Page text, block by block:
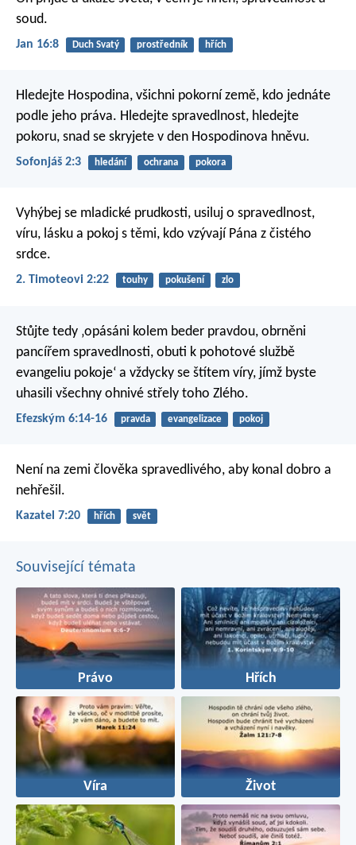
soud.
Jan 16:8 Duch Svatý prostředník hřích
Hledejte Hospodina, všichni pokorní země, kdo jednáte
podle jeho práva. Hledejte spravedlnost, hledejte
pokoru, snad se skryjete v den Hospodinova hněvu.
Sofonjáš 2:3 hledání ochrana pokora
Vyhýbej se mladické prudkosti, usiluj o spravedlnost,
víru, lásku a pokoj s těmi, kdo vzývají Pána z čistého
srdce.
2. Timoteovi 2:22 touhy pokušení zlo
Stůjte tedy ‚opásáni kolem beder pravdou, obrněni
pancířem spravedlnosti, obuti k pohotové službě
evangeliu pokoje‘ a vždycky se štítem víry, jímž byste
uhasili všechny ohnivé střely toho Zlého.
Efezským 6:14-16 pravda evangelizace pokoj
Není na zemi člověka spravedlivého, aby konal dobro a
nehřešil.
Kazatel 7:20 hřích svět
Související témata
Právo Hřích
Víra Život